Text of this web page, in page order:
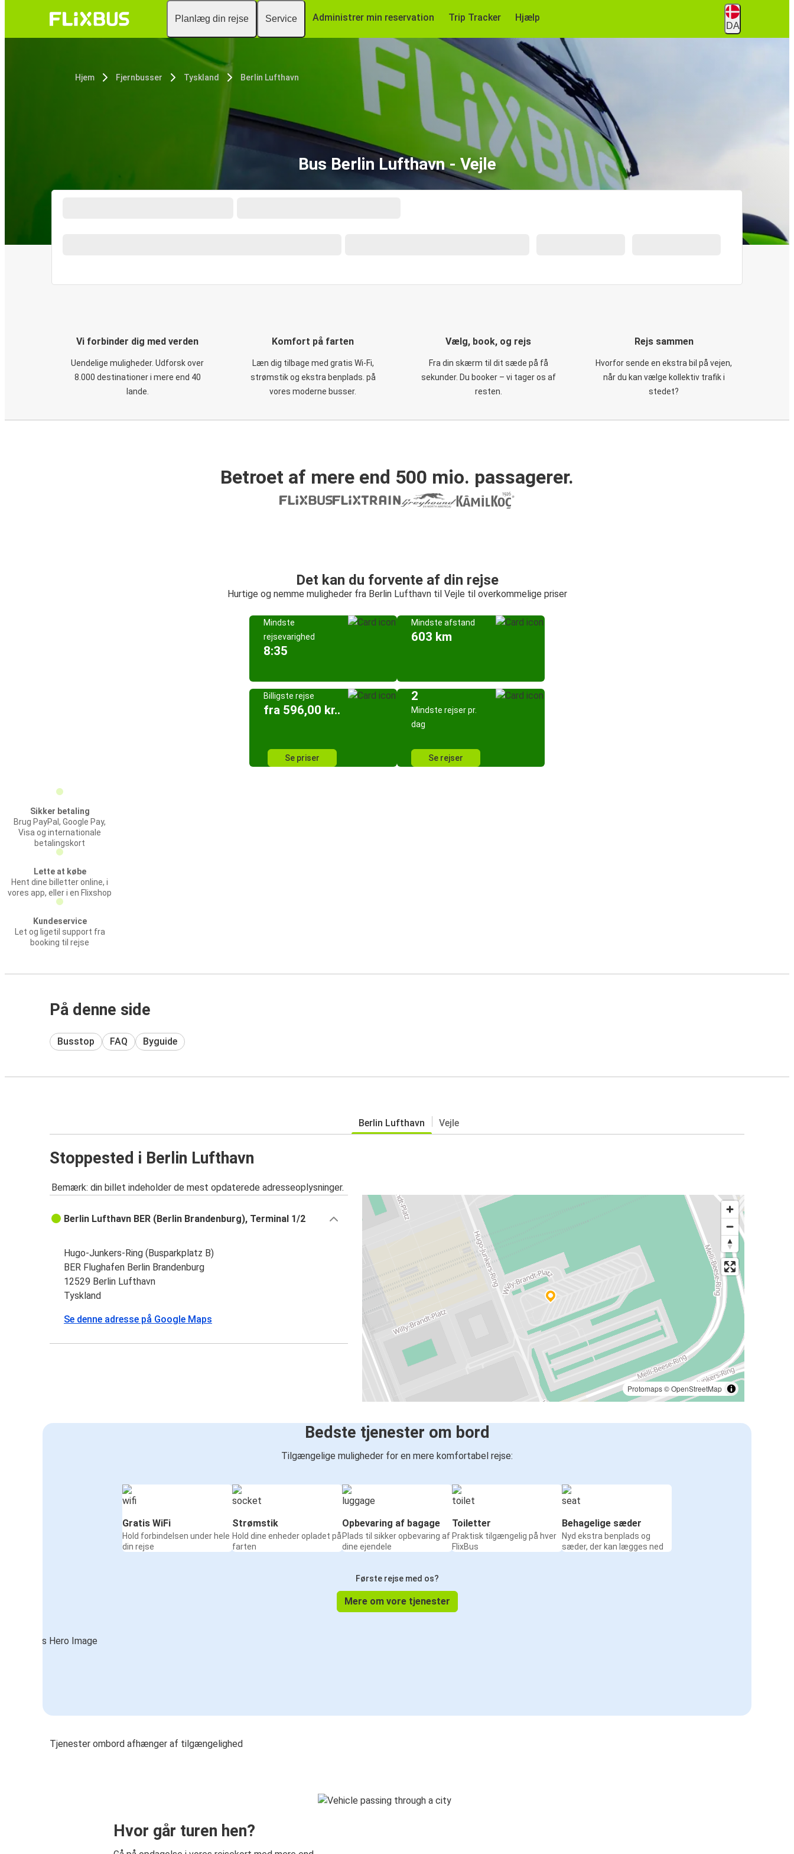
Planlæg din rejse Service Administrer min reservation Trip Tracker Hjælp
DA
Hjem Fjernbusser Tyskland Berlin Lufthavn
Bus Berlin Lufthavn - Vejle
Vi forbinder dig med verden
Uendelige muligheder. Udforsk over
8.000 destinationer i mere end 40
lande.
Komfort på farten
Læn dig tilbage med gratis Wi-Fi,
strømstik og ekstra benplads. på
vores moderne busser.
Vælg, book, og rejs
Fra din skærm til dit sæde på få
sekunder. Du booker – vi tager os af
resten.
Rejs sammen
Hvorfor sende en ekstra bil på vejen,
når du kan vælge kollektiv trafik i
stedet?
Betroet af mere end 500 mio. passagerer.
Det kan du forvente af din rejse
Hurtige og nemme muligheder fra Berlin Lufthavn til Vejle til overkommelige priser
Mindste
rejsevarighed
8:35
Mindste afstand
603 km
Billigste rejse
fra 596,00 kr..
Se priser
2
Mindste rejser pr.
dag
Se rejser
Sikker betaling
Brug PayPal, Google Pay,
Visa og internationale
betalingskort
Lette at købe
Hent dine billetter online, i
vores app, eller i en Flixshop
Kundeservice
Let og ligetil support fra
booking til rejse
På denne side
Busstop FAQ Byguide
Berlin Lufthavn Vejle
Stoppested i Berlin Lufthavn
Bemærk: din billet indeholder de mest opdaterede adresseoplysninger.
Protomaps©OpenStreetMap
Berlin Lufthavn BER (Berlin Brandenburg), Terminal 1/2
Hugo-Junkers-Ring (Busparkplatz B)
BER Flughafen Berlin Brandenburg
12529 Berlin Lufthavn
Tyskland
Se denne adresse på Google Maps
Bedste tjenester om bord
Tilgængelige muligheder for en mere komfortabel rejse:
Gratis WiFi
Hold forbindelsen under hele
din rejse
Strømstik
Hold dine enheder opladet på
farten
Opbevaring af bagage
Plads til sikker opbevaring af
dine ejendele
Toiletter
Praktisk tilgængelig på hver
FlixBus
Behagelige sæder
Nyd ekstra benplads og
sæder, der kan lægges ned
Første rejse med os?
Mere om vore tjenester
Tjenester ombord afhænger af tilgængelighed
Hvor går turen hen?